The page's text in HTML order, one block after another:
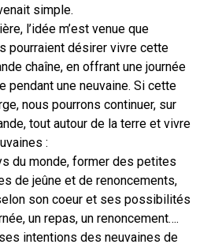
simple.
l’idée m’est venue que
pourraient désirer vivre cette
chaîne, en offrant une journée
pendant une neuvaine. Si cette
nous pourrons continuer, sur
tout autour de la terre et vivre
:
du monde, former des petites
de jeûne et de renoncements,
son coeur et ses possibilités
un repas, un renoncement….
intentions des neuvaines de